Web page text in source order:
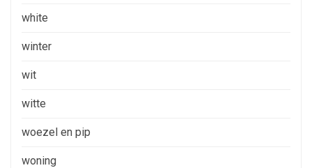
white
winter
wit
witte
woezel en pip
woning